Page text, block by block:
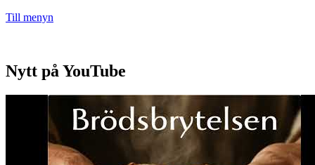
Till menyn
Nytt på YouTube